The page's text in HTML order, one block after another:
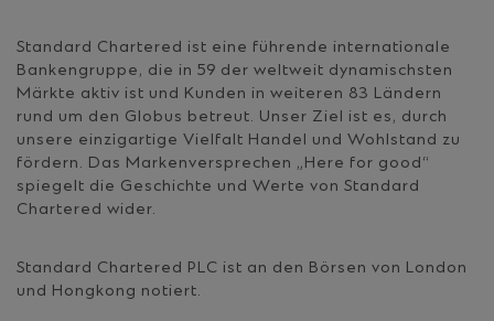
Standard Chartered ist eine führende internationale
Bankengruppe, die in 59 der weltweit dynamischsten
Märkte aktiv ist und Kunden in weiteren 83 Ländern
rund um den Globus betreut. Unser Ziel ist es, durch
unsere einzigartige Vielfalt Handel und Wohlstand zu
fördern. Das Markenversprechen „Here for good“
spiegelt die Geschichte und Werte von Standard
Chartered wider.
Standard Chartered PLC ist an den Börsen von London
und Hongkong notiert.